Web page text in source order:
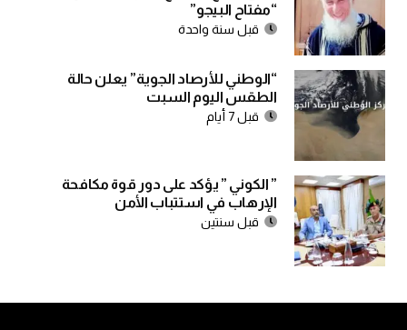
“مفتاح البيجو”
قبل سنة واحدة
“الوطني للأرصاد الجوية” يعلن حالة
الطقس اليوم السبت
قبل 7 أيام
” الكوني ” يؤكد على دور قوة مكافحة
الإرهاب في استتباب الأمن
قبل سنتين